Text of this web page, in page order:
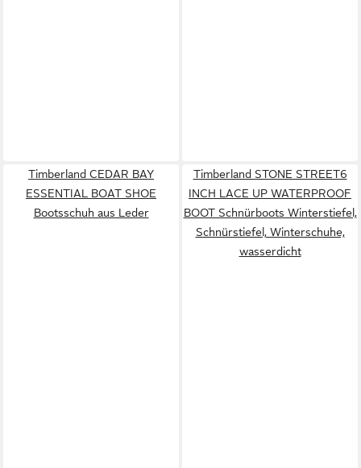
Timberland CEDAR BAY
ESSENTIAL BOAT SHOE
Bootsschuh aus Leder
Timberland STONE STREET6
INCH LACE UP WATERPROOF
BOOT Schnürboots Winterstiefel,
Schnürstiefel, Winterschuhe,
wasserdicht